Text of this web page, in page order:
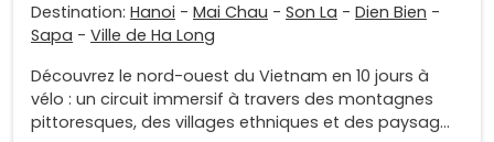
Destination: Hanoi - Mai Chau - Son La - Dien Bien -
Sapa - Ville de Ha Long
Découvrez le nord-ouest du Vietnam en 10 jours à
vélo : un circuit immersif à travers des montagnes
pittoresques, des villages ethniques et des paysag...